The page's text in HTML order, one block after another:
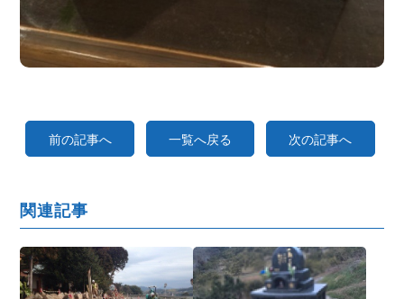
前の記事へ 一覧へ戻る 次の記事へ
関連記事